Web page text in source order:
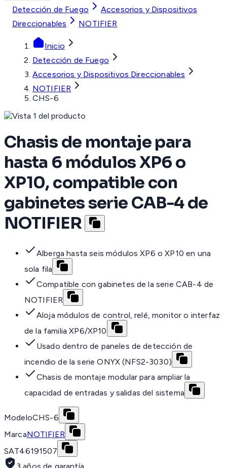
Detección de Fuego
Accesorios y Dispositivos
Direccionables
NOTIFIER
Inicio
Detección de Fuego
Accesorios y Dispositivos Direccionables
NOTIFIER
CHS-6
Chasis de montaje para
hasta 6 módulos XP6 o
XP10, compatible con
gabinetes serie CAB-4 de
NOTIFIER
Alberga hasta seis módulos XP6 o XP10 en una
sola fila
Compatible con gabinetes de la serie CAB-4 de
NOTIFIER
Aloja módulos de control, relé, monitor o interfaz
de la familia XP6/XP10
Usado dentro de paneles de detección de
incendio de la serie ONYX (NFS2-3030)
Chasis de montaje modular para ampliar la
capacidad de entradas y salidas del sistema
ModeloCHS-6
MarcaNOTIFIER
SAT46191507